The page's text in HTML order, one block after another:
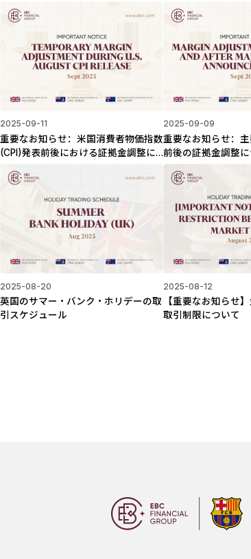
2025-09-11
重要なお知らせ：米国消費者物価指数
(CPI)発表前後における証拠金調整に
ついて
2025-09-09
重要なお知らせ：
前後の証拠金調整に
2025-08-20
英国のサマー・バンク・ホリデーの取
引スケジュール
2025-08-12
【重要なお知らせ
取引制限について